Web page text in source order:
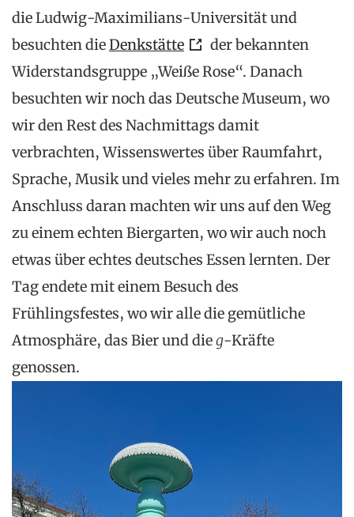
die Ludwig-Maximilians-Universität und
besuchten dieDenkstätte
der bekannten
Widerstandsgruppe „Weiße Rose“. Danach
besuchten wir noch das Deutsche Museum, wo
wir den Rest des Nachmittags damit
verbrachten, Wissenswertes über Raumfahrt,
Sprache, Musik und vieles mehr zu erfahren. Im
Anschluss daran machten wir uns auf den Weg
zu einem echten Biergarten, wo wir auch noch
etwas über echtes deutsches Essen lernten. Der
Tag endete mit einem Besuch des
Frühlingsfestes, wo wir alle die gemütliche
Atmosphäre, das Bier und dieg-Kräfte
genossen.